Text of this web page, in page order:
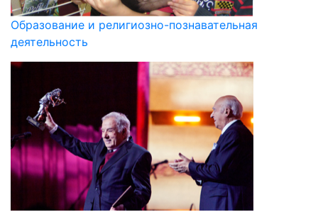
Образование и религиозно-познавательная
деятельность